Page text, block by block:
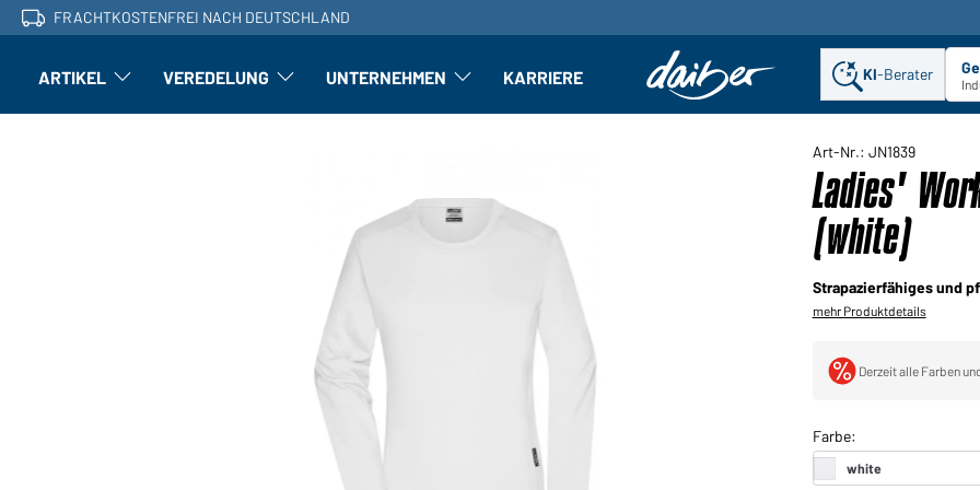
FRACHTKOSTENFREI NACH DEUTSCHLAND
ARTIKEL Artikel: Untermenü öffnen
VEREDELUNG Veredelung: Untermenü öffnen
UNTERNEHMEN Unternehmen: Untermenü öffnen
KARRIERE KI-Berater
Art-Nr.: JN1839
Ladies'
(white)
Strapazierfähiges und
mehr Produktdetails
Derzeit alle Farben